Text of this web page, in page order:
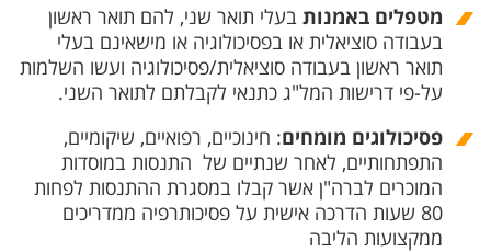
מטפלים באמנות בעלי תואר שני, להם תואר ראשון
בעבודה סוציאלית או בפסיכולוגיה או מישאינם בעלי
תואר ראשון בעבודה סוציאלית/פסיכולוגיה ועשו השלמות
על-פי דרישות המל"ג כתנאי לקבלתם לתואר השני.
פסיכולוגים מומחים: חינוכיים, רפואיים, שיקומיים,
התפתחותיים, לאחר שנתיים של התנסות במוסדות
המוכרים לברה"ן אשר קבלו במסגרת ההתנסות לפחות
80 שעות הדרכה אישית על פסיכותרפיה ממדריכים
ממקצועות הליבה